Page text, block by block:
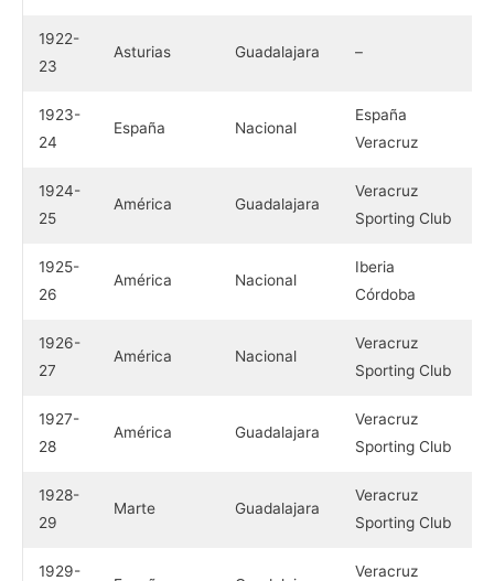
1922-
23
Asturias Guadalajara –
1923-
24
España Nacional
España
Veracruz
1924-
25
América Guadalajara
Veracruz
Sporting Club
1925-
26
América Nacional
Iberia
Córdoba
1926-
27
América Nacional
Veracruz
Sporting Club
1927-
28
América Guadalajara
Veracruz
Sporting Club
1928-
29
Marte Guadalajara
Veracruz
Sporting Club
1929- Veracruz